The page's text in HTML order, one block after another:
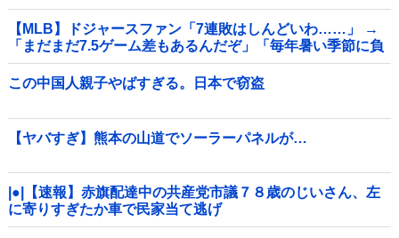
【MLB】ドジャースファン「7連敗はしんどいわ……」 →
「まだまだ7.5ゲーム差もあるんだぞ」「毎年暑い季節に負
けることが増えるけど結局10月には勝って終わるんだよ」
この中国人親子やばすぎる。日本で窃盗
【ヤバすぎ】熊本の山道でソーラーパネルが…
|●|【速報】赤旗配達中の共産党市議７８歳のじいさん、左
に寄りすぎたか車で民家当て逃げ